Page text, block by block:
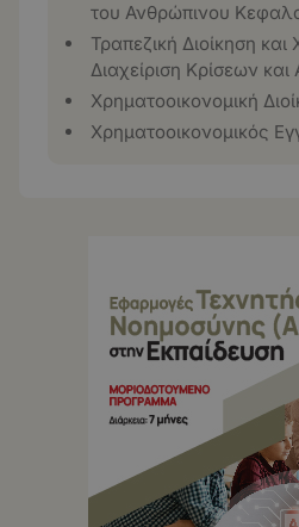
του Ανθρώπινου
Τραπεζική Διοίκηση
Διαχείριση Κρίσεων
Χρηματοοικονομική
Χρηματοοικονομικός